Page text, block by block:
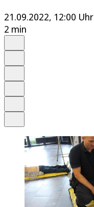
21.09.2022, 12:00 Uhr
2 min